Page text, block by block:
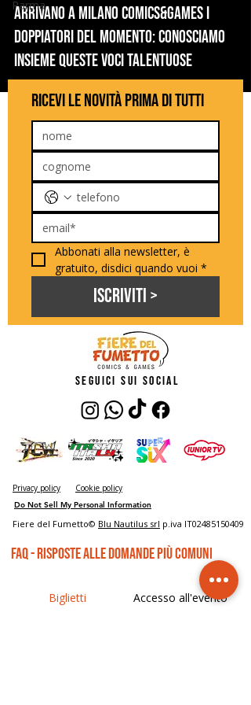
Parma
Arrivano a Milano Comics&Games i
doppiatori del momento: conosciamo
insieme queste voci talentuose
ricevi le novità prima di tutti
Abbonati alla newsletter, è
gratuito, disdici quando vuoi *
Iscriviti >
seguici sui social
Privacy policy Cookie policy
Do Not Sell My Personal Information
Fiere del Fumetto© Blu Nautilus srl p.iva IT02485150409
FAQ - risposte alle domande più comuni
Biglietti Accesso all'evento